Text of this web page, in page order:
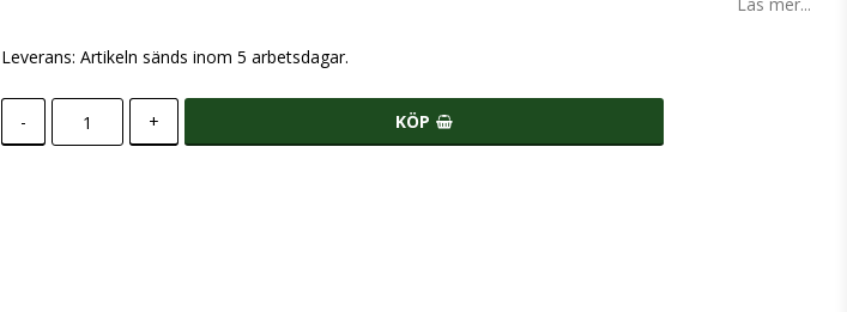
Läs mer...
Leverans: Artikeln sänds inom 5 arbetsdagar.
- + KÖP